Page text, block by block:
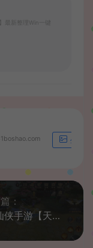
最新整理Win一键
生成海
：
3D仙侠手游【天生不凡】最新整理本地资源端单机一键既玩服务端+Linux本地学习手工端+新版GM授权后台+本地注册+本地资源